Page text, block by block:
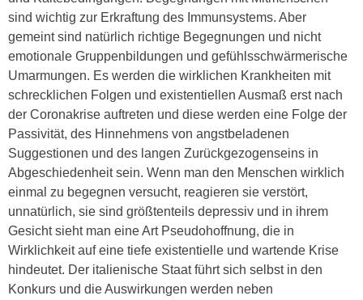
sind wichtig zur Erkraftung des Immunsystems. Aber
gemeint sind natürlich richtige Begegnungen und nicht
emotionale Gruppenbildungen und gefühlsschwärmerische
Umarmungen. Es werden die wirklichen Krankheiten mit
schrecklichen Folgen und existentiellen Ausmaß erst nach
der Coronakrise auftreten und diese werden eine Folge der
Passivität, des Hinnehmens von angstbeladenen
Suggestionen und des langen Zurückgezogenseins in
Abgeschiedenheit sein. Wenn man den Menschen wirklich
einmal zu begegnen versucht, reagieren sie verstört,
unnatürlich, sie sind größtenteils depressiv und in ihrem
Gesicht sieht man eine Art Pseudohoffnung, die in
Wirklichkeit auf eine tiefe existentielle und wartende Krise
hindeutet. Der italienische Staat führt sich selbst in den
Konkurs und die Auswirkungen werden neben